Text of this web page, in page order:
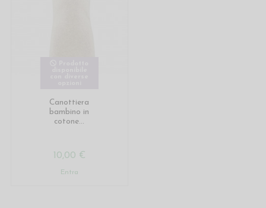
Canottiera
bambino in
cotone...
10,00 €
Entra